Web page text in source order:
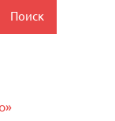
Поиск